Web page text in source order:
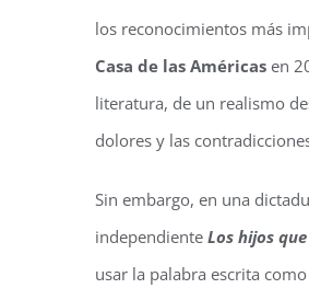
los reconocimientos más
Casa de las Américas en
literatura, de un realismo
dolores y las
Sin embargo, en una
independiente Los hijos
usar la palabra escrita